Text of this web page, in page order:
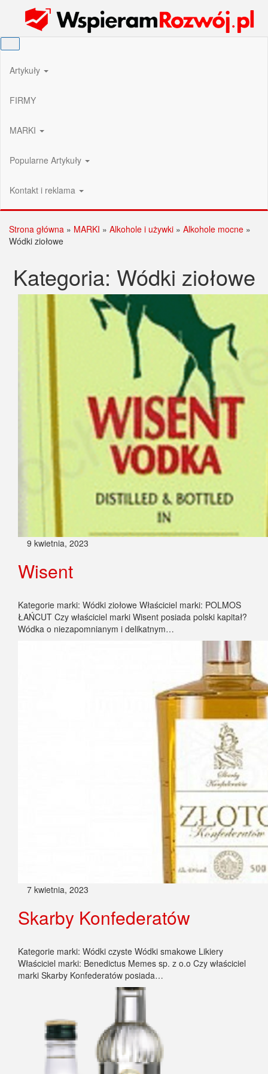
Wspieram Rozwój PL
Artykuły
FIRMY
MARKI
Popularne Artykuły
Kontakt i reklama
Strona główna » MARKI » Alkohole i używki » Alkohole mocne »
Wódki ziołowe
Kategoria: Wódki ziołowe
9 kwietnia, 2023
Wisent
Kategorie marki: Wódki ziołowe Właściciel marki: POLMOS
ŁAŃCUT Czy właściciel marki Wisent posiada polski kapitał?
Wódka o niezapomnianym i delikatnym…
7 kwietnia, 2023
Skarby Konfederatów
Kategorie marki: Wódki czyste Wódki smakowe Likiery
Właściciel marki: Benedictus Memes sp. z o.o Czy właściciel
marki Skarby Konfederatów posiada…